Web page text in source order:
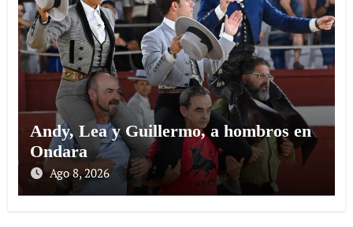
Andy, Lea y Guillermo, a hombros en
Ondara
Ago 8, 2026